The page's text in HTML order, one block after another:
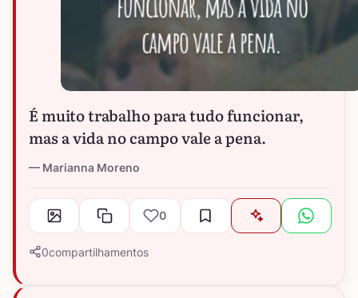
É muito trabalho para tudo funcionar,
mas a vida no campo vale a pena.
Marianna Moreno
0
0compartilhamentos